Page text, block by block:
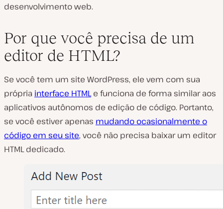
desenvolvimento web.
Por que você precisa de um
editor de HTML?
Se você tem um site WordPress, ele vem com sua
própria interface HTMLe funciona de forma similar aos
aplicativos autônomos de edição de código. Portanto,
se você estiver apenas mudando ocasionalmente o
código em seu site, você não precisa baixar um editor
HTML dedicado.